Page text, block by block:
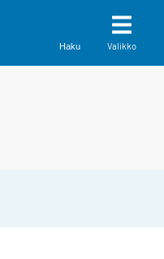
Haku Valikko